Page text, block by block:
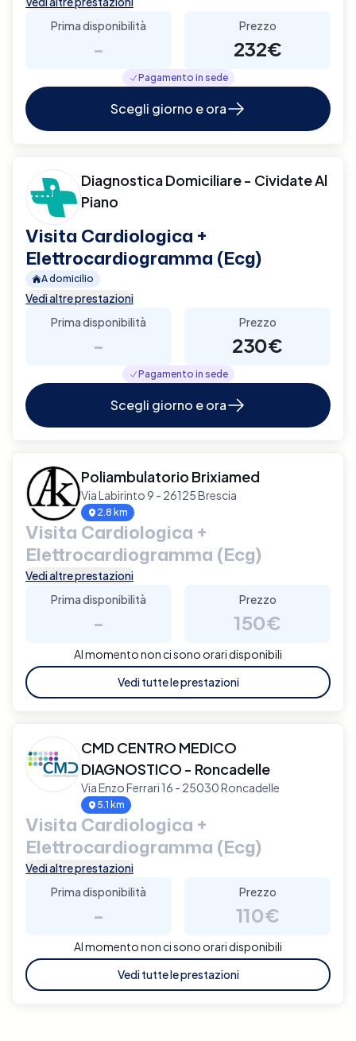
Prima disponibilità
-
Prezzo
232€
Pagamento in sede
Scegli giorno e ora
Diagnostica Domiciliare - Cividate Al
Piano
Visita Cardiologica +
Elettrocardiogramma (Ecg)
A domicilio
Vedi altre prestazioni
Prima disponibilità
-
Prezzo
230€
Pagamento in sede
Scegli giorno e ora
Poliambulatorio Brixiamed
Via Labirinto 9 - 26125 Brescia
2.8 km
Visita Cardiologica +
Elettrocardiogramma (Ecg)
Vedi altre prestazioni
Prima disponibilità
-
Prezzo
150€
Al momento non ci sono orari disponibili
Vedi tutte le prestazioni
CMD CENTRO MEDICO
DIAGNOSTICO - Roncadelle
Via Enzo Ferrari 16 - 25030 Roncadelle
5.1 km
Visita Cardiologica +
Elettrocardiogramma (Ecg)
Vedi altre prestazioni
Prima disponibilità
-
Prezzo
110€
Al momento non ci sono orari disponibili
Vedi tutte le prestazioni